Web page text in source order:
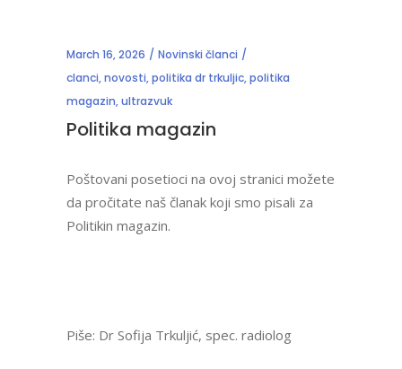
March 16, 2026
Novinski članci
clanci,novosti,politika dr trkuljic,politika
magazin,ultrazvuk
Politika magazin
Poštovani posetioci na ovoj stranici možete
da pročitate naš članak koji smo pisali za
Politikin magazin.
Piše: Dr Sofija Trkuljić, spec. radiolog